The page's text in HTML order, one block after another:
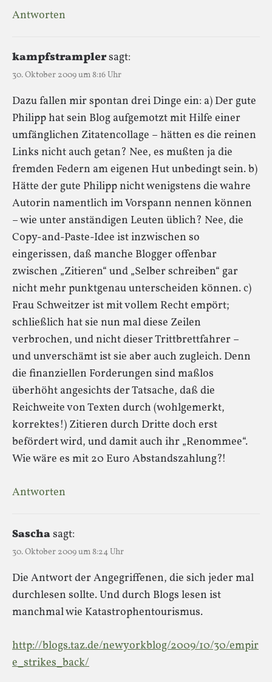
Antworten
kampfstramplersagt:
30. Oktober 2009 um 8:16 Uhr
Dazu fallen mir spontan drei Dinge ein: a) Der gute
Philipp hat sein Blog aufgemotzt mit Hilfe einer
umfänglichen Zitatencollage – hätten es die reinen
Links nicht auch getan? Nee, es mußten ja die
fremden Federn am eigenen Hut unbedingt sein. b)
Hätte der gute Philipp nicht wenigstens die wahre
Autorin namentlich im Vorspann nennen können
– wie unter anständigen Leuten üblich? Nee, die
Copy-and-Paste-Idee ist inzwischen so
eingerissen, daß manche Blogger offenbar
zwischen „Zitieren“ und „Selber schreiben“ gar
nicht mehr punktgenau unterscheiden können. c)
Frau Schweitzer ist mit vollem Recht empört;
schließlich hat sie nun mal diese Zeilen
verbrochen, und nicht dieser Trittbrettfahrer –
und unverschämt ist sie aber auch zugleich. Denn
die finanziellen Forderungen sind maßlos
überhöht angesichts der Tatsache, daß die
Reichweite von Texten durch (wohlgemerkt,
korrektes!) Zitieren durch Dritte doch erst
befördert wird, und damit auch ihr „Renommee“.
Wie wäre es mit 20 Euro Abstandszahlung?!
Antworten
Saschasagt:
30. Oktober 2009 um 8:24 Uhr
Die Antwort der Angegriffenen, die sich jeder mal
durchlesen sollte. Und durch Blogs lesen ist
manchmal wie Katastrophentourismus.
http://blogs.taz.de/newyorkblog/2009/10/30/empir
e_strikes_back/